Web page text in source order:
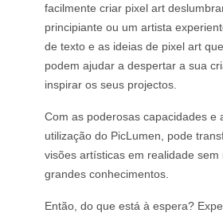
facilmente criar pixel art
principiante ou um artista
de texto e as ideias de pixel art
podem ajudar a despertar a sua
inspirar os seus projectos.
Com as poderosas capacidades e
utilização do PicLumen, pode
visões artísticas em realidade sem
grandes conhecimentos.
Então, do que está à espera?